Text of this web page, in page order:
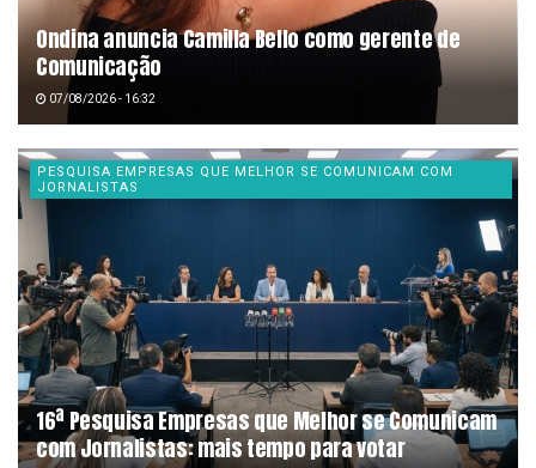
Ondina anuncia Camilla Bello como gerente de
Comunicação
07/08/2026 - 16:32
PESQUISA EMPRESAS QUE MELHOR SE COMUNICAM COM
JORNALISTAS
16ª Pesquisa Empresas que Melhor se Comunicam
com Jornalistas: mais tempo para votar